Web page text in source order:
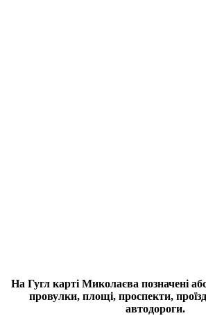
На Гугл карті Миколаєва позначені
провулки, площі, проспекти,
автодороги.